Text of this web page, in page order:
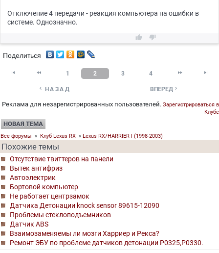
Отключение 4 передачи - реакция компьютера на ошибки в
системе. Однозначно.
 
Поделиться
  1 2 3 4  
 НАЗАД ВПЕРЕД 
Реклама для незарегистрированных пользователей. Зарегистрироваться в
Клубе
НОВАЯ ТЕМА
Все форумы » Клуб Lexus RX » Lexus RX/HARRIER I (1998-2003)
Похожие темы
Отсутствие твиттеров на панели
Вытек антифриз
Автоэлектрик
Бортовой компьютер
Не работает центрзамок
Датчика Детонации knock sensor 89615-12090
Проблемы стеклоподъемников
Датчик ABS
Взаимозаменяемы ли мозги Харриер и Рекса?
Ремонт ЭБУ по проблеме датчиков детонации P0325,P0330.